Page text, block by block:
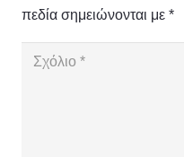
πεδία σημειώνονται με *